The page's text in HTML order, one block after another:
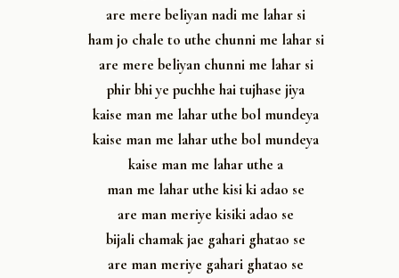
are mere beliyan nadi me lahar si
ham jo chale to uthe chunni me lahar si
are mere beliyan chunni me lahar si
phir bhi ye puchhe hai tujhase jiya
kaise man me lahar uthe bol mundeya
kaise man me lahar uthe bol mundeya
kaise man me lahar uthe a
man me lahar uthe kisi ki adao se
are man meriye kisiki adao se
bijali chamak jae gahari ghatao se
are man meriye gahari ghatao se